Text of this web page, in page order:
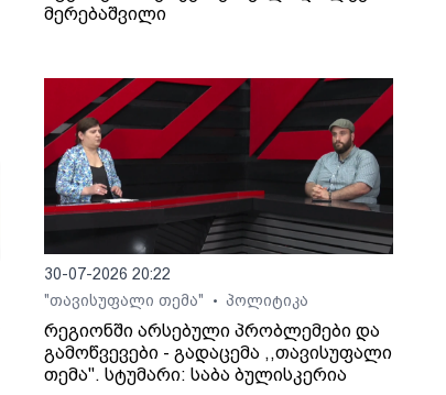
მერებაშვილი
30-07-2026 20:22
"თავისუფალი თემა"
• პოლიტიკა
რეგიონში არსებული პრობლემები და
გამოწვევები - გადაცემა ,,თავისუფალი
თემა". სტუმარი: საბა ბულისკერია